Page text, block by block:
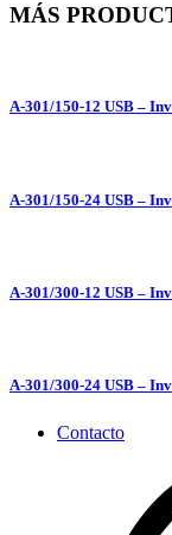
MÁS
A-301/150-12 USB –
A-301/150-24 USB –
A-301/300-12 USB –
A-301/300-24 USB –
Contacto